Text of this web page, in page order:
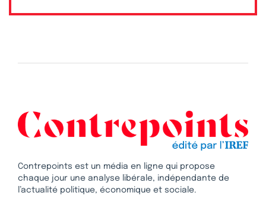
Contrepoints est un média en ligne qui propose
chaque jour une analyse libérale, indépendante de
l’actualité politique, économique et sociale.